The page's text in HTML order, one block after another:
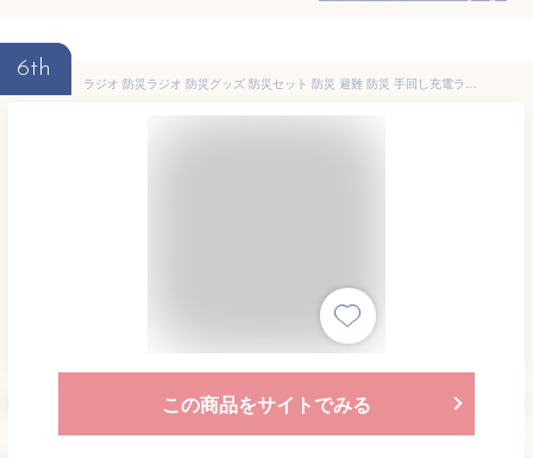
6th
ラジオ 防災ラジオ 防災グッズ 防災セット 防災 避難 防災 手回し充電ラジオライト JTL-29 ホワイト防災 ラジオ AM FM ライト 手回し LED ソーラー 充電 バッテリー サイレン 非常 緊急 災害 避難 アイリスオーヤマ
この商品をサイトでみる